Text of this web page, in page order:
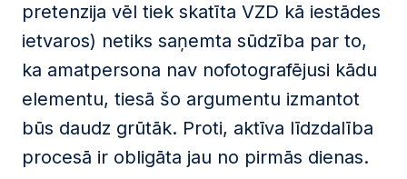
pretenzija vēl tiek skatīta VZD kā iestādes
ietvaros) netiks saņemta sūdzība par to,
ka amatpersona nav nofotografējusi kādu
elementu, tiesā šo argumentu izmantot
būs daudz grūtāk. Proti, aktīva līdzdalība
procesā ir obligāta jau no pirmās dienas.